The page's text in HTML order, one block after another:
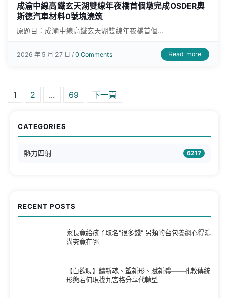
成渝中線高鐵玄天湖雙線年夜橋首個墩完成OSDER奧
斯德汽車材料0號塊澆筑
原題目：成渝中線高鐵玄天湖雙線年夜橋首個...
2026 年 5 月 27 日 /0 Comments Read more
文章分頁
1 2 ... 69 下一頁
CATEGORIES
熱力四射 6217
RECENT POSTS
家長竟給孩子取名"很多錢" 另類的台包養網心得鴻
溝究竟在哪
【白欲曉】鑄新魂、塑新形、賦新體——孔教傳統
形態若何現找九宮格分享代轉型